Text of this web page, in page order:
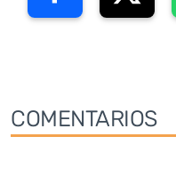
COMENTARIOS